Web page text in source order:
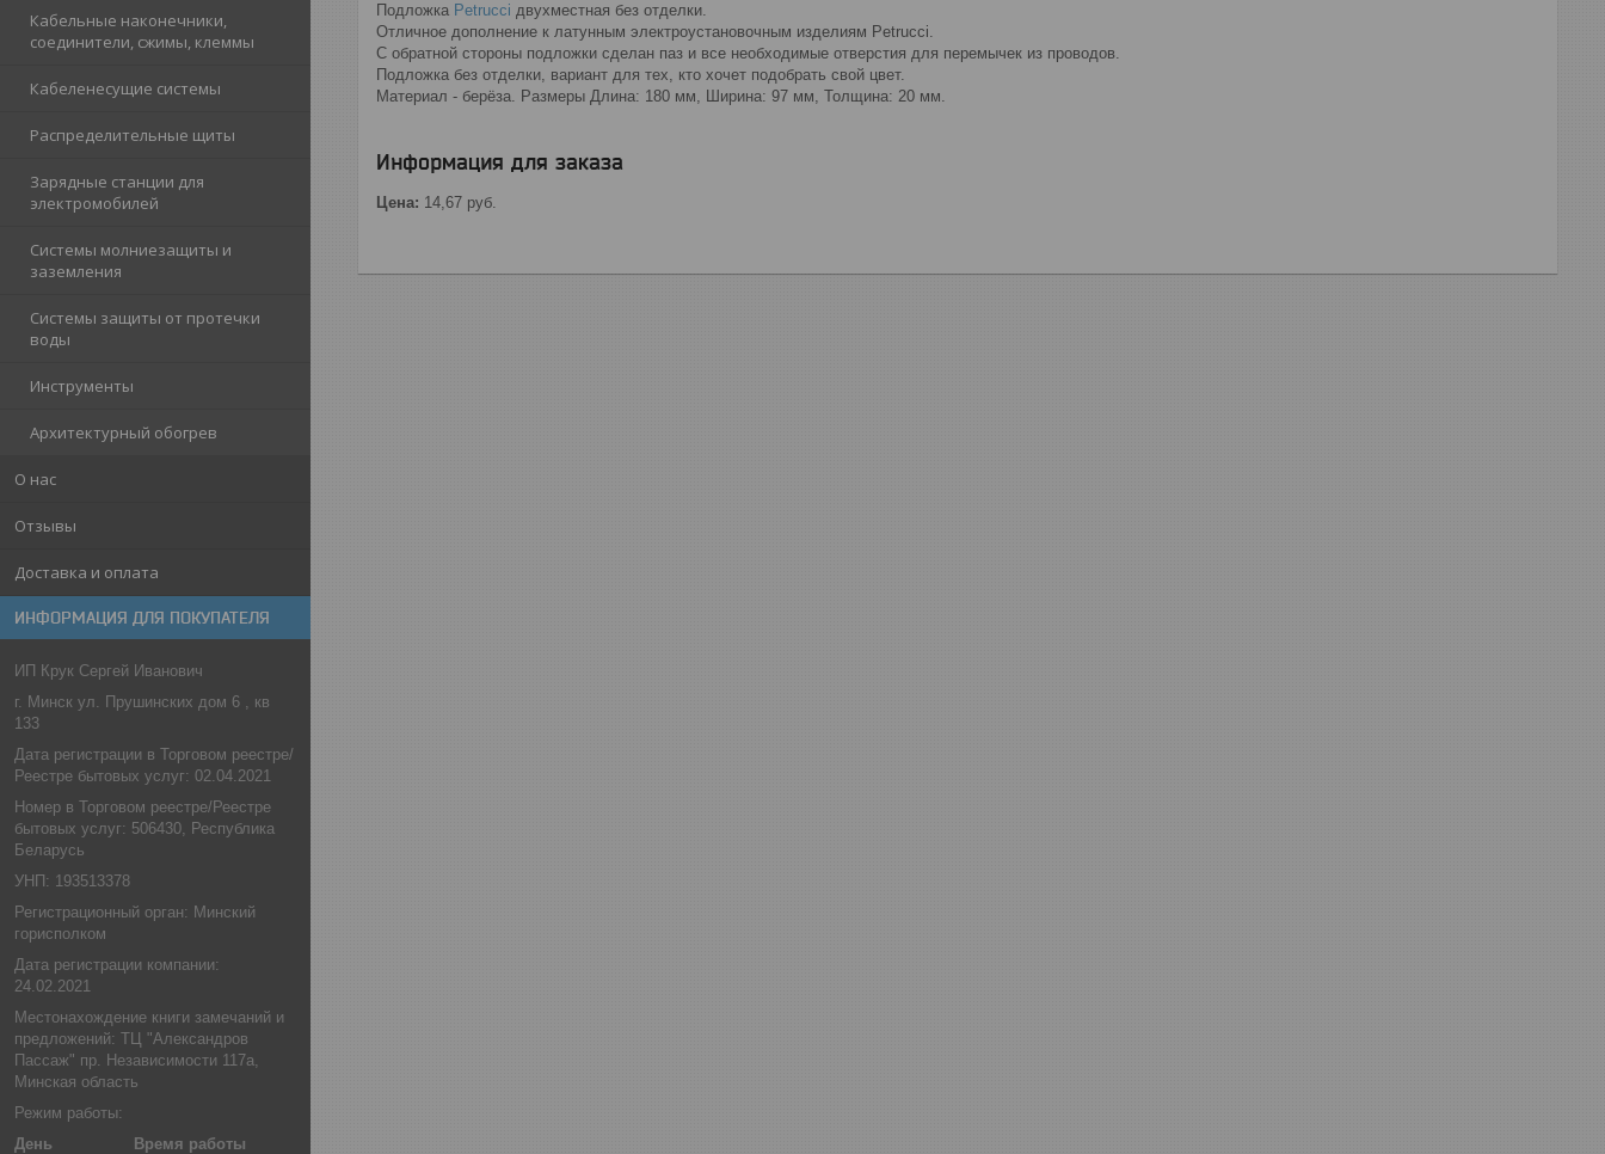
Кабельные наконечники,
соединители, сжимы, клеммы
Кабеленесущие системы
Распределительные щиты
Зарядные станции для
электромобилей
Системы молниезащиты и
заземления
Системы защиты от протечки
воды
Инструменты
Архитектурный обогрев
О нас
Отзывы
Доставка и оплата
ИНФОРМАЦИЯ ДЛЯ ПОКУПАТЕЛЯ
ИП Крук Сергей Иванович
г. Минск ул. Прушинских дом 6 , кв
133
Дата регистрации в Торговом реестре/
Реестре бытовых услуг: 02.04.2021
Номер в Торговом реестре/Реестре
бытовых услуг: 506430, Республика
Беларусь
УНП: 193513378
Регистрационный орган: Минский
горисполком
Дата регистрации компании:
24.02.2021
Местонахождение книги замечаний и
предложений: ТЦ "Александров
Пассаж" пр. Независимости 117а,
Минская область
Режим работы:
День
Время работы
Подложка Petrucci двухместная без отделки.
Отличное дополнение к латунным электроустановочным изделиям Petrucci.
С обратной стороны подложки сделан паз и все необходимые отверстия для перемычек из проводов.
Подложка без отделки, вариант для тех, кто хочет подобрать свой цвет.
Материал - берёза. Размеры Длина: 180 мм, Ширина: 97 мм, Толщина: 20 мм.
Информация для заказа
Цена: 14,67 руб.